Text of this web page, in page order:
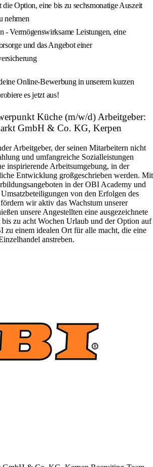
die Option, eine bis zu sechsmonatige Auszeit
nehmen
- Vermögenswirksame Leistungen, eine
und das Angebot einer
Online-Bewerbung in unserem kurzen
es jetzt aus!
Küche (m/w/d) Arbeitgeber:
GmbH & Co. KG, Kerpen
Arbeitgeber, der seinen Mitarbeitern nicht
und umfangreiche Sozialleistungen
inspirierende Arbeitsumgebung, in der
Entwicklung großgeschrieben werden. Mit
in der OBI Academy und
von den Erfolgen des
wir aktiv das Wachstum unserer
unsere Angestellten eine ausgezeichnete
zu acht Wochen Urlaub und der Option auf
zu einem idealen Ort für alle macht, die eine
anstreben.